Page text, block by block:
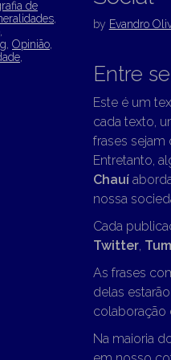
de
Opinião
by Evandro
Entre
Este é um
cada texto,
frases
Entretanto,
Chauí
nossa
Cada
Twitter,
As frases
delas
colaboração
Na maioria